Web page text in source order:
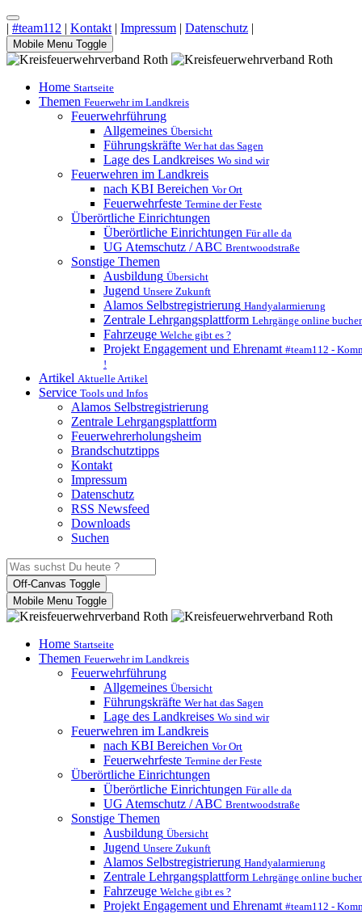
| #team112 | Kontakt | Impressum | Datenschutz |
Mobile Menu Toggle
Home Startseite
Themen Feuerwehr im Landkreis
Feuerwehrführung
Allgemeines Übersicht
Führungskräfte Wer hat das Sagen
Lage des Landkreises Wo sind wir
Feuerwehren im Landkreis
nach KBI Bereichen Vor Ort
Feuerwehrfeste Termine der Feste
Überörtliche Einrichtungen
Überörtliche Einrichtungen Für alle da
UG Atemschutz / ABC Brentwoodstraße
Sonstige Themen
Ausbildung Übersicht
Jugend Unsere Zukunft
Alamos Selbstregistrierung Handyalarmierung
Zentrale Lehrgangsplattform Lehrgänge online
Fahrzeuge Welche gibt es ?
Projekt Engagement und Ehrenamt #team112 -
!
Artikel Aktuelle Artikel
Service Tools und Infos
Alamos Selbstregistrierung
Zentrale Lehrgangsplattform
Feuerwehrerholungsheim
Brandschutztipps
Kontakt
Impressum
Datenschutz
RSS Newsfeed
Downloads
Suchen
Off-Canvas Toggle
Mobile Menu Toggle
Home Startseite
Themen Feuerwehr im Landkreis
Feuerwehrführung
Allgemeines Übersicht
Führungskräfte Wer hat das Sagen
Lage des Landkreises Wo sind wir
Feuerwehren im Landkreis
nach KBI Bereichen Vor Ort
Feuerwehrfeste Termine der Feste
Überörtliche Einrichtungen
Überörtliche Einrichtungen Für alle da
UG Atemschutz / ABC Brentwoodstraße
Sonstige Themen
Ausbildung Übersicht
Jugend Unsere Zukunft
Alamos Selbstregistrierung Handyalarmierung
Zentrale Lehrgangsplattform Lehrgänge online
Fahrzeuge Welche gibt es ?
Projekt Engagement und Ehrenamt #team112 -